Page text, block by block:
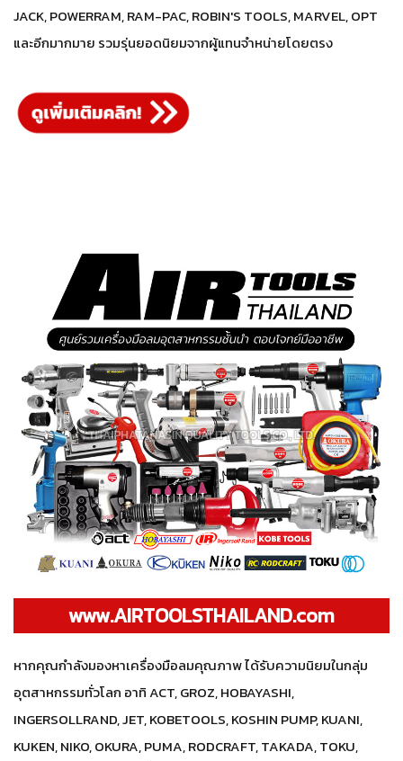
JACK, POWERRAM, RAM-PAC, ROBIN'S TOOLS, MARVEL, OPT
และอีกมากมาย รวมรุ่นยอดนิยมจากผู้แทนจำหน่ายโดยตรง
www.AIRTOOLSTHAILAND.com
หากคุณกำลังมองหาเครื่องมือลมคุณภาพ ได้รับความนิยมในกลุ่ม
อุตสาหกรรมทั่วโลก อาทิ ACT, GROZ, HOBAYASHI,
INGERSOLLRAND, JET, KOBETOOLS, KOSHIN PUMP, KUANI,
KUKEN, NIKO, OKURA, PUMA, RODCRAFT, TAKADA, TOKU,